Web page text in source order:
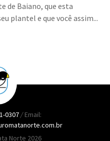
de Baiano, que esta
plantel e que você assim...
0307/Email:
Norte 2026